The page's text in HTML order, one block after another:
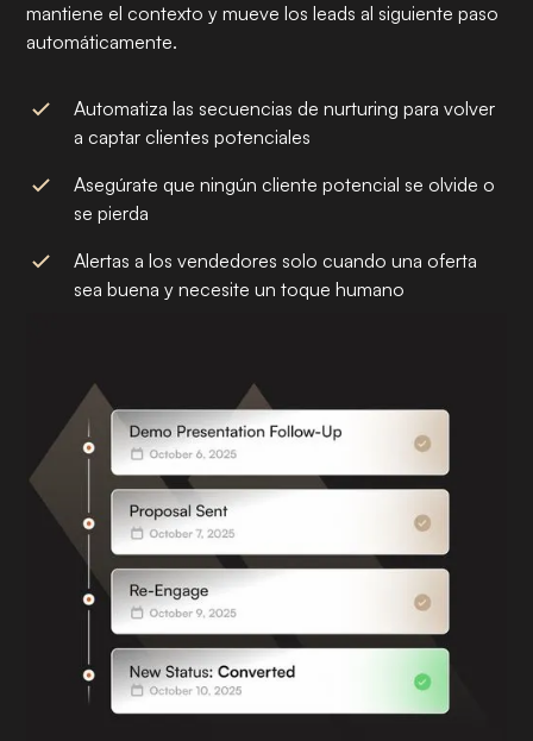
mantiene el contexto y mueve los leads al siguiente paso
automáticamente.
Automatiza las secuencias de nurturing para volver
a captar clientes potenciales
Asegúrate que ningún cliente potencial se olvide o
se pierda
Alertas a los vendedores solo cuando una oferta
sea buena y necesite un toque humano